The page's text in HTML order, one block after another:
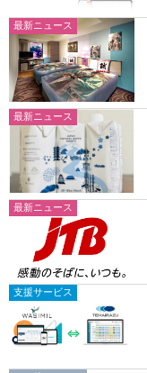
最新ニュース
最新ニュース
最新ニュース
支援サービス